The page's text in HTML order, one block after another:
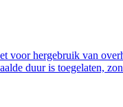
voor hergebruik van
duur is toegelaten,